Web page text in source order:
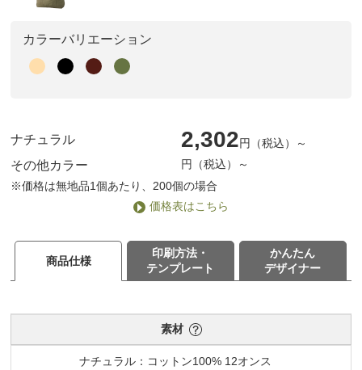
カラーバリエーション
ナチュラル 2,302円（税込）～
その他カラー
円（税込）～
※価格は無地品1個あたり、200個の場合
価格表はこちら
商品仕様
印刷方法・
テンプレート
かんたん
デザイナー
素材
ナチュラル：コットン100% 12オンス